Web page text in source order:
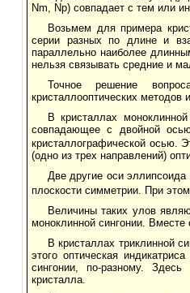
Nm, Np) совпадает с тем или
Возьмем для примера
серии разных по длине и
параллельно наиболее
нельзя связывать средние и
Точное решение
кристаллооптических методов
В кристаллах
совпадающее с двойной
кристаллографической осью.
(одно из трех направлений)
Две другие оси
плоскости симметрии. При
Величины таких улов
моноклинной сингонии.
В кристаллах триклинной
этого оптическая
сингонии, по-разному.
кристалла.